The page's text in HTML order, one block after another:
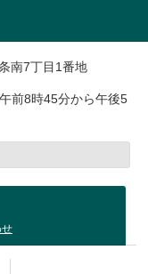
南7丁目1番地
前8時45分から午後5
せ